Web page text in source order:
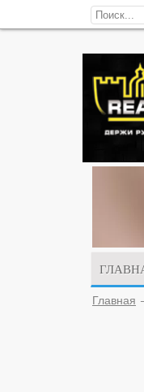
Главная